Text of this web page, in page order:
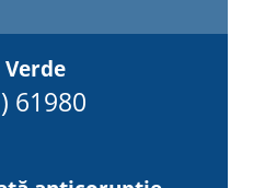
61980